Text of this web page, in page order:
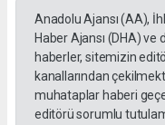
Anadolu Ajansı (AA),
Haber Ajansı (DHA)
haberler, sitemizin
kanallarından
muhataplar haberi
editörü sorumlu